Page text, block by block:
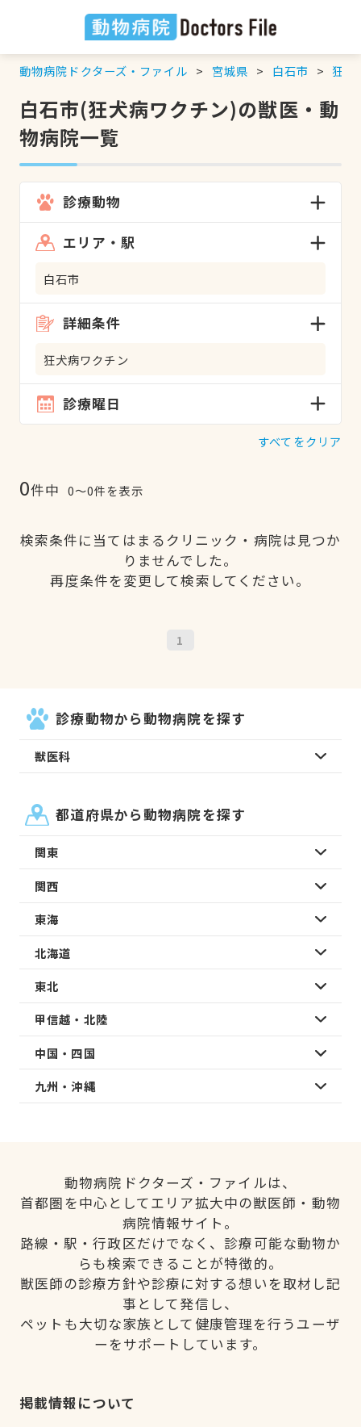
動物病院ドクターズ・ファイル 宮城県 白石市 狂犬
白石市(狂犬病ワクチン)の獣医・動
物病院一覧
診療動物
エリア・駅
白石市
詳細条件
狂犬病ワクチン
診療曜日
すべてをクリア
0件中 0〜0件を表示
検索条件に当てはまるクリニック・病院は見つか
りませんでした。
再度条件を変更して検索してください。
1
診療動物から動物病院を探す
獣医科
都道府県から動物病院を探す
関東
関西
東海
北海道
東北
甲信越・北陸
中国・四国
九州・沖縄
動物病院ドクターズ・ファイルは、
首都圏を中心としてエリア拡大中の獣医師・動物
病院情報サイト。
路線・駅・行政区だけでなく、診療可能な動物か
らも検索できることが特徴的。
獣医師の診療方針や診療に対する想いを取材し記
事として発信し、
ペットも大切な家族として健康管理を行うユーザ
ーをサポートしています。
掲載情報について